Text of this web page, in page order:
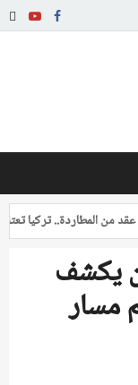
من المطاردة.. تركيا تعتقل
يكشف